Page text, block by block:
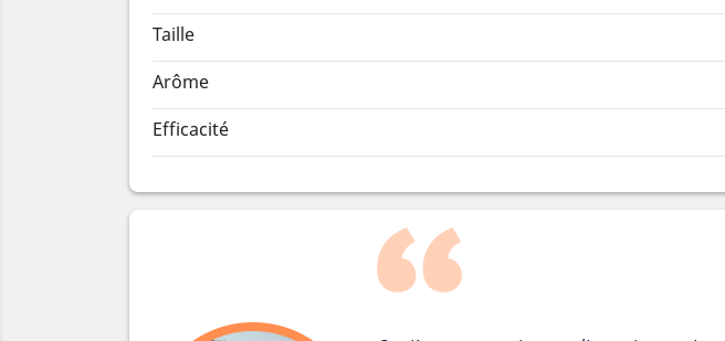
Taille
Arôme
Efficacité